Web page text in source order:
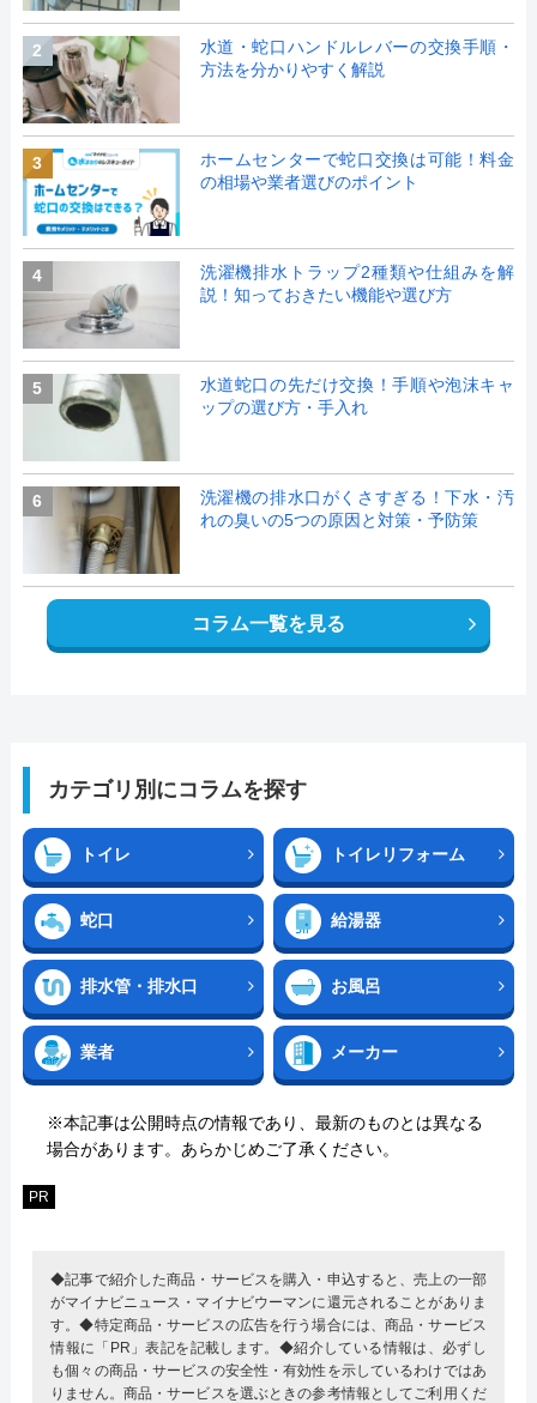
2
水道・蛇口ハンドルレバーの交換手順・
方法を分かりやすく解説
3
ホームセンターで蛇口交換は可能！料金
の相場や業者選びのポイント
4
洗濯機排水トラップ2種類や仕組みを解
説！知っておきたい機能や選び方
5
水道蛇口の先だけ交換！手順や泡沫キャ
ップの選び方・手入れ
6
洗濯機の排水口がくさすぎる！下水・汚
れの臭いの5つの原因と対策・予防策
コラム一覧を見る
カテゴリ別にコラムを探す
トイレ トイレリフォーム
蛇口 給湯器
排水管・排水口 お風呂
業者 メーカー
※本記事は公開時点の情報であり、最新のものとは異なる
場合があります。あらかじめご了承ください。
PR
◆記事で紹介した商品・サービスを購入・申込すると、売上の一部
がマイナビニュース・マイナビウーマンに還元されることがありま
す。◆特定商品・サービスの広告を行う場合には、商品・サービス
情報に「PR」表記を記載します。◆紹介している情報は、必ずし
も個々の商品・サービスの安全性・有効性を示しているわけではあ
りません。商品・サービスを選ぶときの参考情報としてご利用くだ